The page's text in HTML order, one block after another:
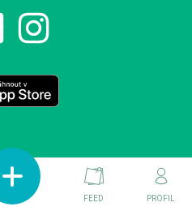
FEED PROFIL